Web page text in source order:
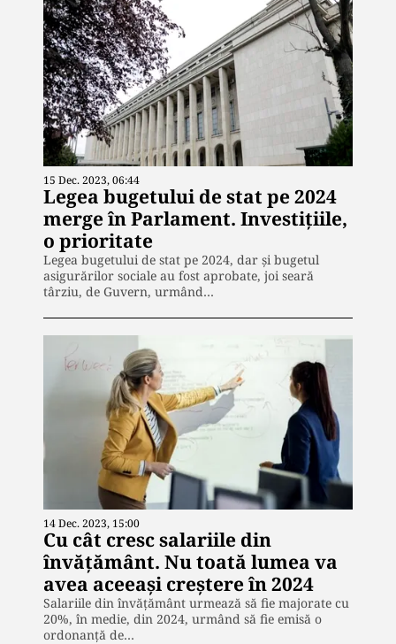
15 Dec. 2023, 06:44
Legea bugetului de stat pe 2024
merge în Parlament. Investițiile,
o prioritate
Legea bugetului de stat pe 2024, dar și bugetul
asigurărilor sociale au fost aprobate, joi seară
târziu, de Guvern, urmând…
14 Dec. 2023, 15:00
Cu cât cresc salariile din
învățământ. Nu toată lumea va
avea aceeași creștere în 2024
Salariile din învăţământ urmează să fie majorate cu
20%, în medie, din 2024, urmând să fie emisă o
ordonanţă de…